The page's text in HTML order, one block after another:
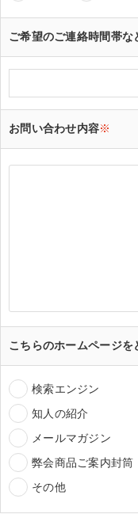
ご希望のご連絡時間帯な
お問い合わせ内容※
こちらのホームページを
検索エンジン
知人の紹介
メールマガジン
弊会商品ご案内封筒
その他